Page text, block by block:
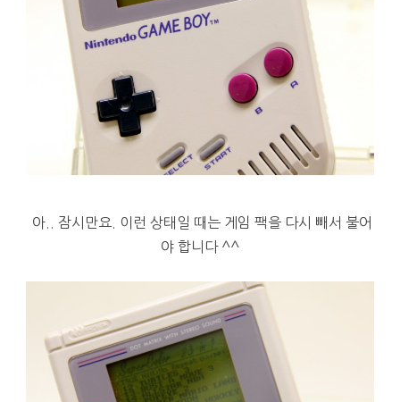
아.. 잠시만요. 이런 상태일 때는 게임 팩을 다시 빼서 불어
야 합니다 ^^